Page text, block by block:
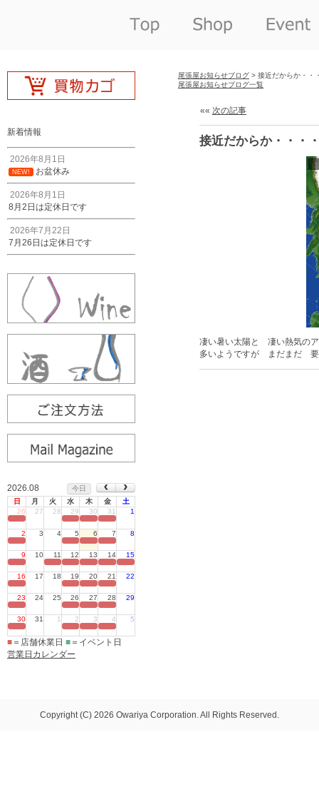
新着情報
2026年8月1日
NEW! お盆休み
2026年8月1日
8月2日は定休日です
2026年7月22日
7月26日は定休日です
2026.08
今日
日
月 火 水 木 金
土
26
27 28 29 30 31 1
2 3 4 5 6 7 8
9 10 11 12 13 14 15
16 17 18 19 20 21 22
23 24 25 26 27 28 29
30 31 1 2 3 4 5
■ ＝店舗休業日 ■ ＝イベント日
営業日カレンダー
尾張屋お知らせブログ > 接近だからか・・
尾張屋お知らせブログ一覧
«« 次の記事
接近だからか・・・
凄い暑い太陽と 凄い熱気の
多いようですが まだまだ 要
Copyright (C) 2026 Owariya Corporation. All Rights Reserved.